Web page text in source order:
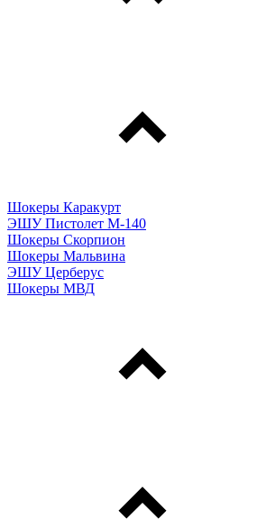
Шокеры Каракурт
ЭШУ Пистолет М-140
Шокеры Скорпион
Шокеры Мальвина
ЭШУ Церберус
Шокеры МВД